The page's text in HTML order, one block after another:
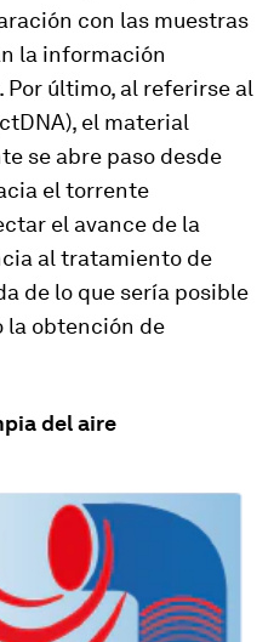
con las muestras
la información
último, al referirse al
el material
se abre paso desde
el torrente
el avance de la
al tratamiento de
de lo que sería posible
la obtención de
del aire